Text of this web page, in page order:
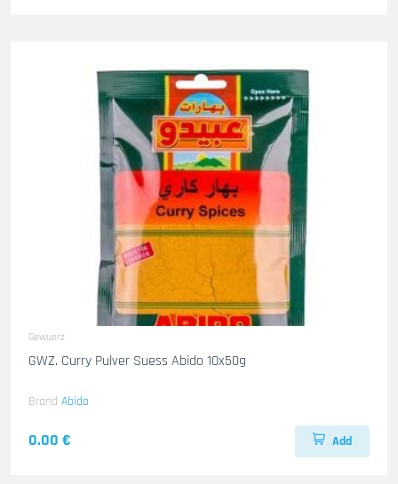
Gewuerz
GWZ. Curry Pulver Suess Abido 10x50g
Brand Abido
0.00 € Add